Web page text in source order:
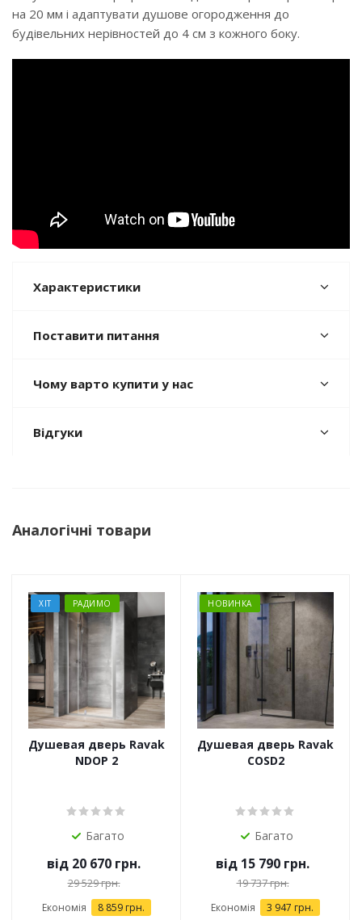
на 20 мм і адаптувати душове огородження до
будівельних нерівностей до 4 см з кожного боку.
Характеристики
Поставити питання
Чому варто купити у нас
Відгуки
Аналогічні товари
ХІТ РАДИМО
Душевая дверь Ravak
NDOP 2
Багато
від 20 670 грн.
29 529 грн.
Економія 8 859 грн.
НОВИНКА
Душевая дверь Ravak
COSD2
Багато
від 15 790 грн.
19 737 грн.
Економія 3 947 грн.